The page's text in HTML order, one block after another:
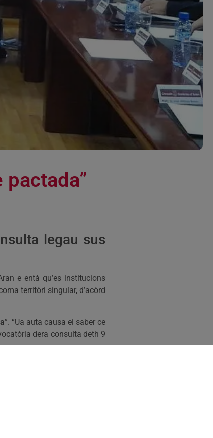
legau sus
e entà qu’es institucions
territòri singular, d’acòrd
”. “Ua auta causa ei saber ce
dera consulta deth 9